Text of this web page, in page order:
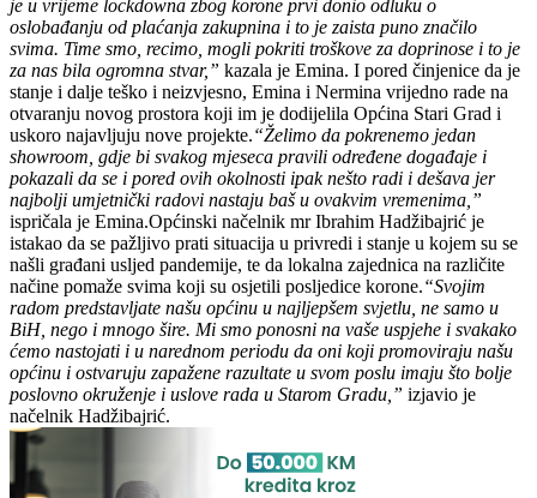
je u vrijeme lockdowna zbog korone prvi donio odluku o
oslobađanju od plaćanja zakupnina i to je zaista puno značilo
svima. Time smo, recimo, mogli pokriti troškove za doprinose i to je
za nas bila ogromna stvar,” kazala je Emina. I pored činjenice da je
stanje i dalje teško i neizvjesno, Emina i Nermina vrijedno rade na
otvaranju novog prostora koji im je dodijelila Općina Stari Grad i
uskoro najavljuju nove projekte.“Želimo da pokrenemo jedan
showroom, gdje bi svakog mjeseca pravili određene događaje i
pokazali da se i pored ovih okolnosti ipak nešto radi i dešava jer
najbolji umjetnički radovi nastaju baš u ovakvim vremenima,”
ispričala je Emina.Općinski načelnik mr Ibrahim Hadžibajrić je
istakao da se pažljivo prati situacija u privredi i stanje u kojem su se
našli građani usljed pandemije, te da lokalna zajednica na različite
načine pomaže svima koji su osjetili posljedice korone.“Svojim
radom predstavljate našu općinu u najljepšem svjetlu, ne samo u
BiH, nego i mnogo šire. Mi smo ponosni na vaše uspjehe i svakako
ćemo nastojati i u narednom periodu da oni koji promoviraju našu
općinu i ostvaruju zapažene razultate u svom poslu imaju što bolje
poslovno okruženje i uslove rada u Starom Gradu,” izjavio je
načelnik Hadžibajrić.